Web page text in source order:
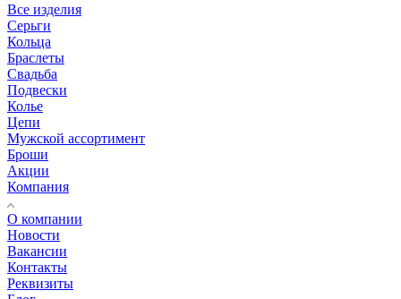
Все изделия
Серьги
Кольца
Браслеты
Свадьба
Подвески
Колье
Цепи
Мужской ассортимент
Броши
Акции
Компания
О компании
Новости
Вакансии
Контакты
Реквизиты